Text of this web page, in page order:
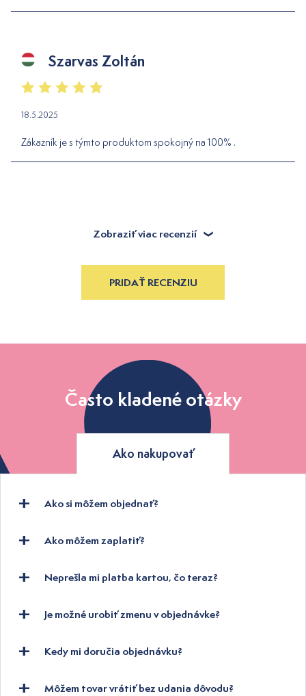
Szarvas Zoltán
18.5.2025
Zákazník je s týmto produktom spokojný na 100% .
Zobraziť viac recenzií
PRIDAŤ RECENZIU
Často kladené otázky
Ako nakupovať
Ako si môžem objednať?
Ako môžem zaplatiť?
Neprešla mi platba kartou, čo teraz?
Je možné urobiť zmenu v objednávke?
Kedy mi doručia objednávku?
Môžem tovar vrátiť bez udania dôvodu?